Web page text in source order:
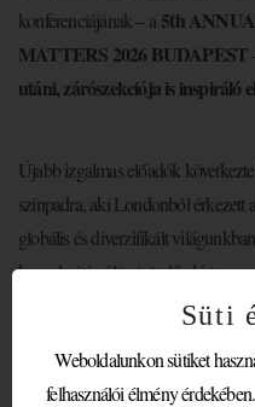
konferenciájának – a 5th
MATTERS 2026 BUDAPEST
utáni, zárószekciója is inspiráló
Újabb izgalmas előadók
színpadra, aki Londonból érkezett
globális és diverzifikált
komplexitásról tartott előadást
a volt állami
mutatta be a protokoll rendkívül
kommunikációjában és
Süti
Weboldalunkon sütiket
felhasználói élmény